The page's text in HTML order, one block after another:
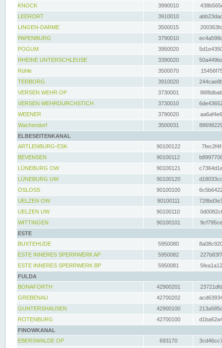
KNOCK
3990010
LEERORT
3910010
LINGEN-DARME
3500015
PAPENBURG
3790010
POGUM
3950020
RHEINE UNTERSCHLEUSE
3390020
Rühle
3500070
TERBORG
3910020
VERSEN WEHR OP
3730001
VERSEN WEHRDURCHSTICH
3730010
WEENER
3790020
Wachendorf
3500031
ELBESEITENKANAL
ARTLENBURG-ESK
90100122
BEVENSEN
90100112
LÜNEBURG OW
90100121
LÜNEBURG UW
90100120
OSLOSS
90100100
UELZEN OW
90100111
UELZEN UW
90100110
WITTINGEN
90100101
ESTE
BUXTEHUDE
5950080
ESTE INNERES SPERRWERK AP
5950082
ESTE INNERES SPERRWERK BP
5950081
FULDA
BONAFORTH
42900201
GREBENAU
42700202
GUNTERSHAUSEN
42900100
ROTENBURG
42700100
FINOWKANAL
EBERSWALDE OP
693170